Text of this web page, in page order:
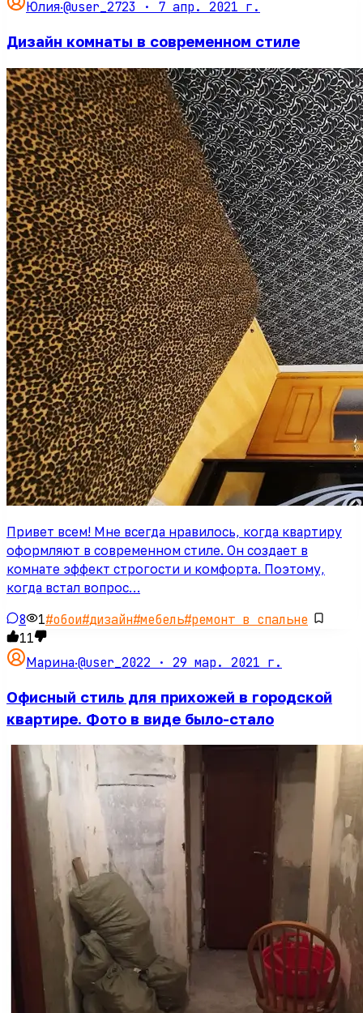
Юлия·@user_2723 · 7 апр. 2021 г.
Дизайн комнаты в современном стиле
Привет всем! Мне всегда нравилось, когда квартиру
оформляют в современном стиле. Он создает в
комнате эффект строгости и комфорта. Поэтому,
когда встал вопрос…
8 1#обои#дизайн#мебель#ремонт в спальне
11
Марина·@user_2022 · 29 мар. 2021 г.
Офисный стиль для прихожей в городской
квартире. Фото в виде было-стало